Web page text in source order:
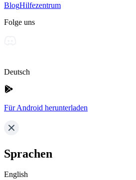
BlogHilfezentrum
Folge uns
Deutsch
Für Android herunterladen
Sprachen
English